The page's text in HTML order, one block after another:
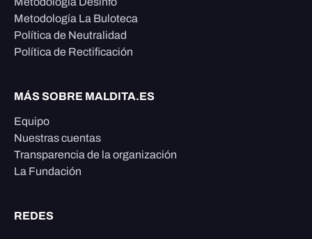
Metodología La Buloteca
Política de Neutralidad
Política de Rectificación
MÁS SOBRE MALDITA.ES
Equipo
Nuestras cuentas
Transparencia de la organización
La Fundación
REDES